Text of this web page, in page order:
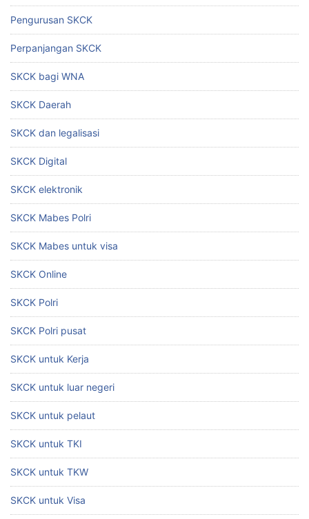
Pengurusan SKCK
Perpanjangan SKCK
SKCK bagi WNA
SKCK Daerah
SKCK dan legalisasi
SKCK Digital
SKCK elektronik
SKCK Mabes Polri
SKCK Mabes untuk visa
SKCK Online
SKCK Polri
SKCK Polri pusat
SKCK untuk Kerja
SKCK untuk luar negeri
SKCK untuk pelaut
SKCK untuk TKI
SKCK untuk TKW
SKCK untuk Visa